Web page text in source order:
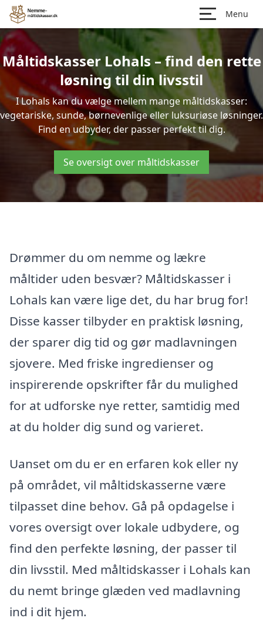
Menu
Måltidskasser Lohals – find den rette
løsning til din livsstil
I Lohals kan du vælge mellem mange måltidskasser:
vegetariske, sunde, børnevenlige eller luksuriøse løsninger.
Find en udbyder, der passer perfekt til dig.
Se oversigt over måltidskasser
Drømmer du om nemme og lækre
måltider uden besvær? Måltidskasser i
Lohals kan være lige det, du har brug for!
Disse kasser tilbyder en praktisk løsning,
der sparer dig tid og gør madlavningen
sjovere. Med friske ingredienser og
inspirerende opskrifter får du mulighed
for at udforske nye retter, samtidig med
at du holder dig sund og varieret.
Uanset om du er en erfaren kok eller ny
på området, vil måltidskasserne være
tilpasset dine behov. Gå på opdagelse i
vores oversigt over lokale udbydere, og
find den perfekte løsning, der passer til
din livsstil. Med måltidskasser i Lohals kan
du nemt bringe glæden ved madlavning
ind i dit hjem.